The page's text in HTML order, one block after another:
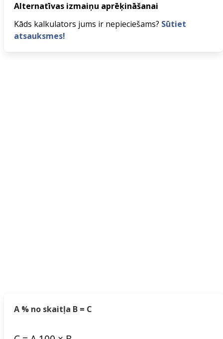
Alternatīvas izmaiņu aprēķināšanai
Kāds kalkulators jums ir nepieciešams? Sūtiet
atsauksmes!
A % no skaitļa B = C